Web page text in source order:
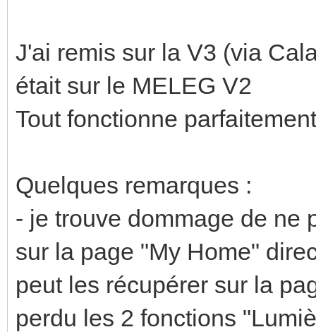
J'ai remis sur la V3 (via
était sur le MELEG V2
Tout fonctionne
Quelques remarques :
- je trouve dommage de ne
sur la page "My Home"
peut les récupérer sur la
perdu les 2 fonctions